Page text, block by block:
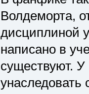
Волдеморта,
дисциплиной
написано в
существуют. У
унаследовать